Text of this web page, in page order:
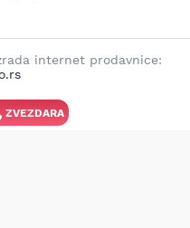
internet prodavnice:
ZVEZDARA